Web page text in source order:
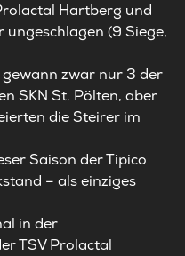
Hartberg und
ungeschlagen (9 Siege,
zwar nur 3 der
SKN St. Pölten, aber
die Steirer im
Saison der Tipico
– als einziges
in der
TSV Prolactal